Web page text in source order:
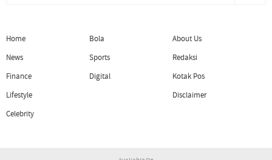
Home
News
Finance
Lifestyle
Celebrity
Bola
Sports
Digital
About Us
Redaksi
Kotak Pos
Disclaimer